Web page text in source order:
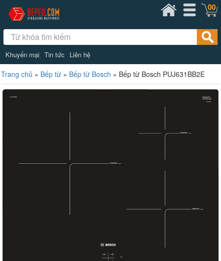
Khuyến mại Tin tức Liên hệ
00
Trang chủ » Bếp từ » Bếp từ Bosch » Bếp từ Bosch PUJ631BB2E